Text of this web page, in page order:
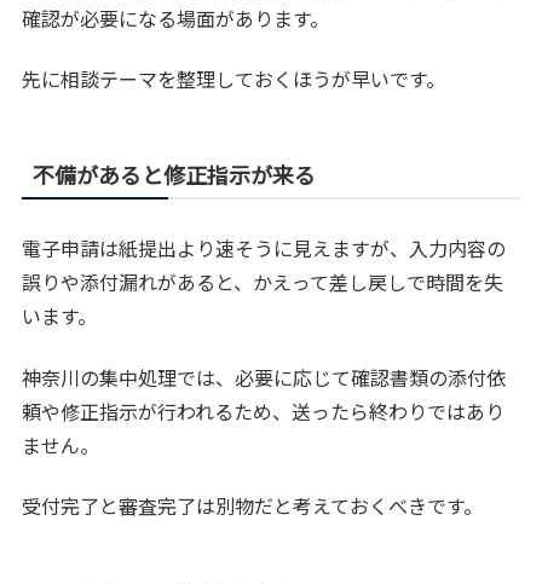
確認が必要になる場面があります。
先に相談テーマを整理しておくほうが早いです。
不備があると修正指示が来る
電子申請は紙提出より速そうに見えますが、入力内容の
誤りや添付漏れがあると、かえって差し戻しで時間を失
います。
神奈川の集中処理では、必要に応じて確認書類の添付依
頼や修正指示が行われるため、送ったら終わりではあり
ません。
受付完了と審査完了は別物だと考えておくべきです。